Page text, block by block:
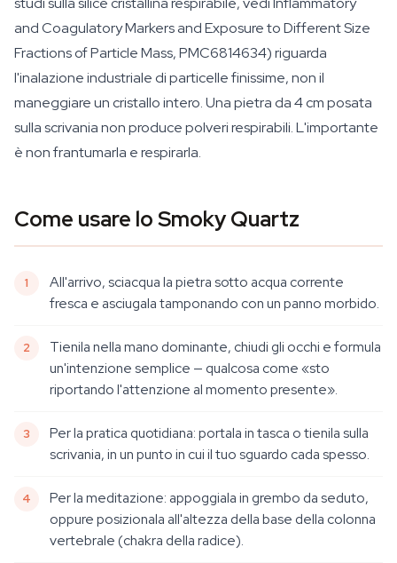
and Coagulatory Markers and Exposure to Different Size
Fractions of Particle Mass, PMC6814634) riguarda
l'inalazione industriale di particelle finissime, non il
maneggiare un cristallo intero. Una pietra da 4 cm posata
sulla scrivania non produce polveri respirabili. L'importante
è non frantumarla e respirarla.
Come usare lo Smoky Quartz
All'arrivo, sciacqua la pietra sotto acqua corrente
fresca e asciugala tamponando con un panno morbido.
Tienila nella mano dominante, chiudi gli occhi e formula
un'intenzione semplice — qualcosa come «sto
riportando l'attenzione al momento presente».
Per la pratica quotidiana: portala in tasca o tienila sulla
scrivania, in un punto in cui il tuo sguardo cada spesso.
Per la meditazione: appoggiala in grembo da seduto,
oppure posizionala all'altezza della base della colonna
vertebrale (chakra della radice).